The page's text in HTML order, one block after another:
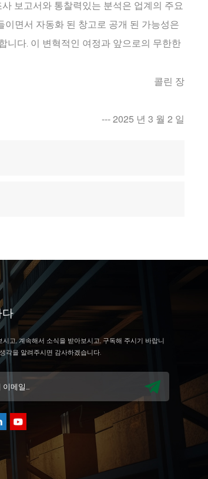
보고서와 통찰력있는 분석은 업계의 주요
면서 자동화 된 창고로 공개 된 가능성은
니다. 이 변혁적인 여정과 앞으로의 무한한
콜린 장
--- 2025 년 3 월 2 일
다
시고, 계속해서 소식을 받아보시고, 구독해 주시기 바랍니
각을 알려주시면 감사하겠습니다.